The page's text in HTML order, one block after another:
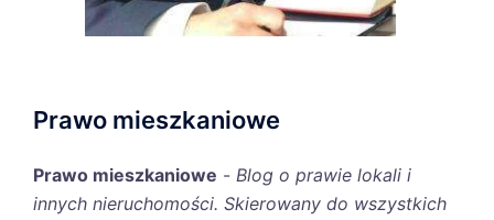
Prawo mieszkaniowe
Prawo mieszkaniowe - Blog o prawie lokali i
innych nieruchomości. Skierowany do wszystkich